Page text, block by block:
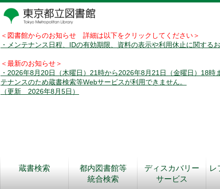
＜図書館からのお知らせ 詳細は以下をクリックしてください＞
・メンテナンス日程、IDの有効期限、資料の表示や利用休止に関する
＜最新のお知らせ＞
・2026年8月20日（木曜日）21時から2026年8月21日（金曜日）18時
テナンスのため蔵書検索等Webサービスが利用できません。
（更新 2026年8月5日）
蔵書検索
都内図書館等
統合検索
ディスカバリー
サービス
レ